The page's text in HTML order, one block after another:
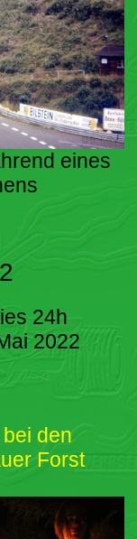
eines
24h
2022
den
Forst